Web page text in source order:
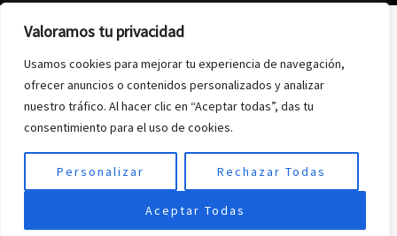
Valoramos tu privacidad
Usamos cookies para mejorar tu experiencia de navegación,
ofrecer anuncios o contenidos personalizados y analizar
nuestro tráfico. Al hacer clic en “Aceptar todas”, das tu
consentimiento para el uso de cookies.
Personalizar Rechazar Todas
Aceptar Todas